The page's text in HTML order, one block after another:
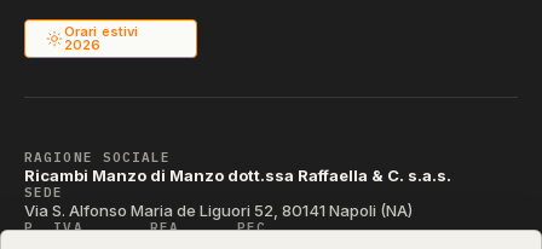
Orari estivi
2026
RAGIONE SOCIALE
Ricambi Manzo di Manzo dott.ssa Raffaella & C. s.a.s.
SEDE
Via S. Alfonso Maria de Liguori 52, 80141 Napoli (NA)
P. IVA REA PEC